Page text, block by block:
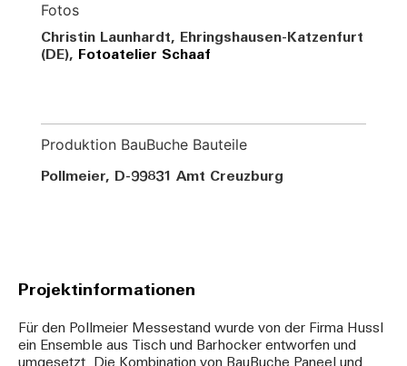
Fotos
Christin Launhardt, Ehringshausen-Katzenfurt
(DE), Fotoatelier Schaaf
Produktion BauBuche Bauteile
Pollmeier, D-99831 Amt Creuzburg
Projektinformationen
Für den Pollmeier Messestand wurde von der Firma Hussl
ein Ensemble aus Tisch und Barhocker entworfen und